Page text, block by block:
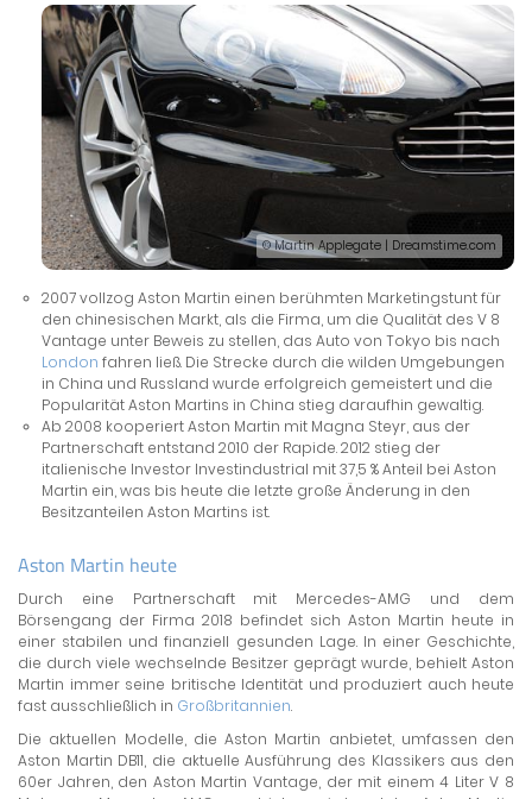
© Martin Applegate | Dreamstime.com
2007 vollzog Aston Martin einen berühmten Marketingstunt für
den chinesischen Markt, als die Firma, um die Qualität des V 8
Vantage unter Beweis zu stellen, das Auto von Tokyo bis nach
London fahren ließ. Die Strecke durch die wilden Umgebungen
in China und Russland wurde erfolgreich gemeistert und die
Popularität Aston Martins in China stieg daraufhin gewaltig.
Ab 2008 kooperiert Aston Martin mit Magna Steyr, aus der
Partnerschaft entstand 2010 der Rapide. 2012 stieg der
italienische Investor Investindustrial mit 37,5 % Anteil bei Aston
Martin ein, was bis heute die letzte große Änderung in den
Besitzanteilen Aston Martins ist.
Aston Martin heute
Durch eine Partnerschaft mit Mercedes-AMG und dem
Börsengang der Firma 2018 befindet sich Aston Martin heute in
einer stabilen und finanziell gesunden Lage. In einer Geschichte,
die durch viele wechselnde Besitzer geprägt wurde, behielt Aston
Martin immer seine britische Identität und produziert auch heute
fast ausschließlich in Großbritannien.
Die aktuellen Modelle, die Aston Martin anbietet, umfassen den
Aston Martin DB11, die aktuelle Ausführung des Klassikers aus den
60er Jahren, den Aston Martin Vantage, der mit einem 4 Liter V 8